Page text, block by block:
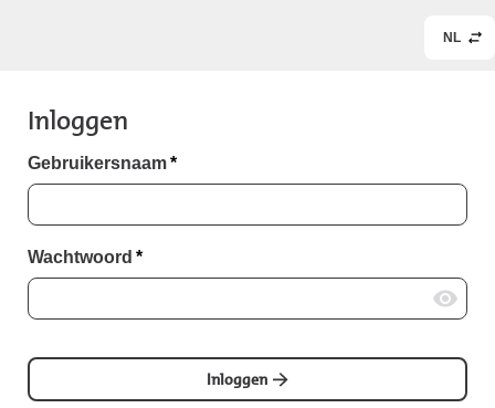
NL
Inloggen
Gebruikersnaam*
Wachtwoord *
Inloggen